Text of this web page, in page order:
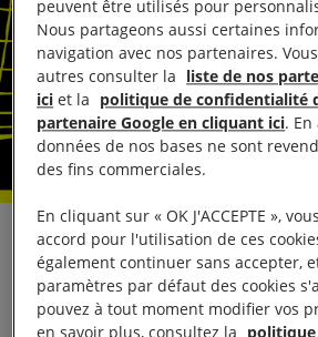
Par ordonnance du 23 février
tribunal administratif de Nice a
décisions de refus d’entrée
peuvent être utilisés pour
Nous partageons aussi certaines
navigation avec nos partenaires.
autres consulter la liste de nos
ici et la politique de confidentialité
partenaire Google en cliquant ici.
données de nos bases ne sont
des fins commerciales.
En cliquant sur « OK J'ACCEPTE »,
accord pour l'utilisation de ces
également continuer sans accepter,
paramètres par défaut des cookies
pouvez à tout moment modifier vos
en savoir plus, consultez la